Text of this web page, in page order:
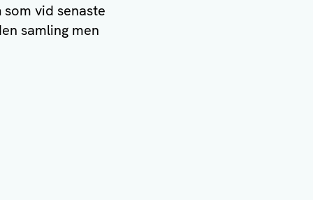
som vid senaste
samling men